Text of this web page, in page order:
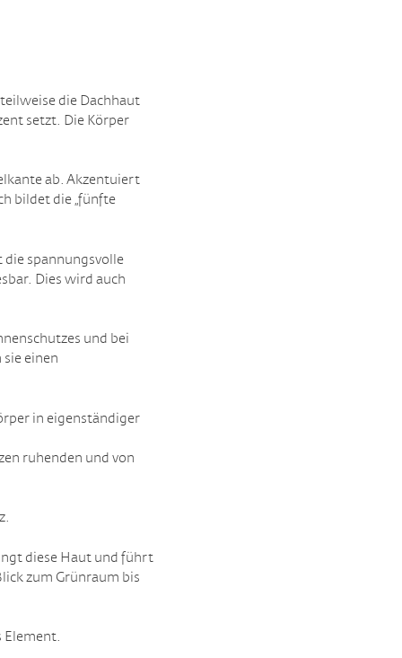
die Dachhaut
setzt. Die Körper
ab. Akzentuiert
bildet die „fünfte
spannungsvolle
Dies wird auch
und bei
einen
in eigenständiger
ruhenden und von
diese Haut und führt
zum Grünraum bis
Element.